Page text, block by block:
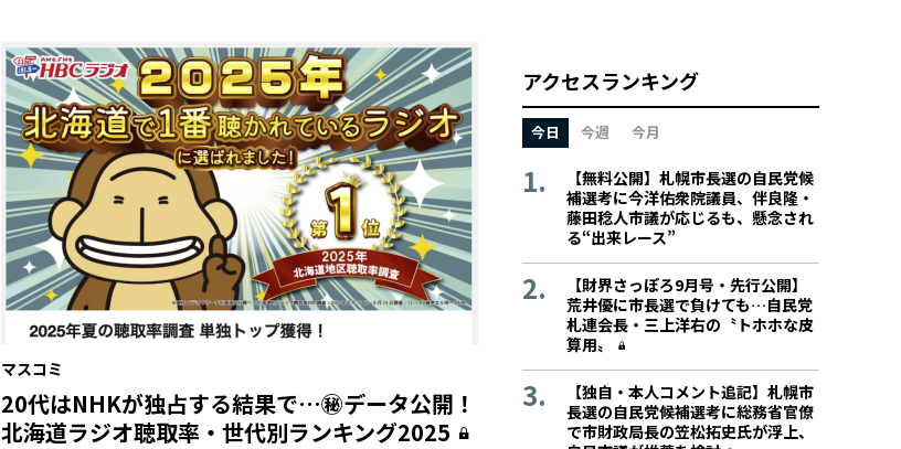
マスコミ
20代はNHKが独占する結果で…㊙データ公開！
北海道ラジオ聴取率・世代別ランキング2025
アクセスランキング
今日 今週 今月
【無料公開】札幌市長選の自民党候
補選考に今洋佑衆院議員、伴良隆・
藤田稔人市議が応じるも、懸念され
る“出来レース”
【財界さっぽろ9月号・先行公開】
荒井優に市長選で負けても…自民党
札連会長・三上洋右の〝トホホな皮
算用〟
【独自・本人コメント追記】札幌市
長選の自民党候補選考に総務省官僚
で市財政局長の笠松拓史氏が浮上、